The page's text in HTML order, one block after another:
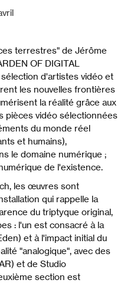
terrestres" de Jérôme
OF DIGITAL
d'artistes vidéo et
les nouvelles frontières
la réalité grâce aux
pièces vidéo sélectionnées
du monde réel
et humains),
le domaine numérique ;
de l'existence.
les œuvres sont
qui rappelle la
du triptyque original,
: l'un est consacré à la
et à l'impact initial du
"analogique", avec des
et de Studio
section est